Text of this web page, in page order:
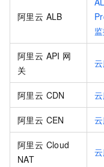
阿里云 ALB
阿里云 API 网
关
阿里云 CDN
阿里云 CEN
阿里云 Cloud
NAT